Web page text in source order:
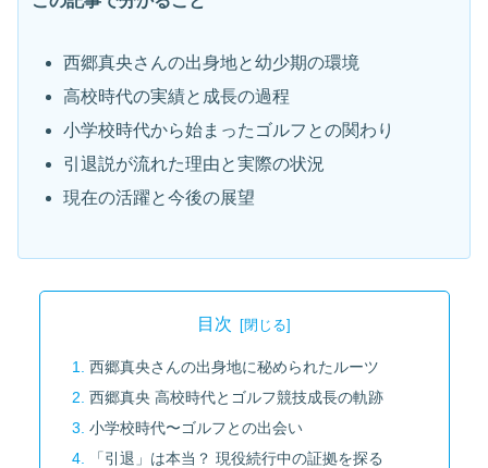
西郷真央さんの出身地と幼少期の環境
高校時代の実績と成長の過程
小学校時代から始まったゴルフとの関わり
引退説が流れた理由と実際の状況
現在の活躍と今後の展望
目次
西郷真央さんの出身地に秘められたルーツ
西郷真央 高校時代とゴルフ競技成長の軌跡
小学校時代〜ゴルフとの出会い
「引退」は本当？ 現役続行中の証拠を探る